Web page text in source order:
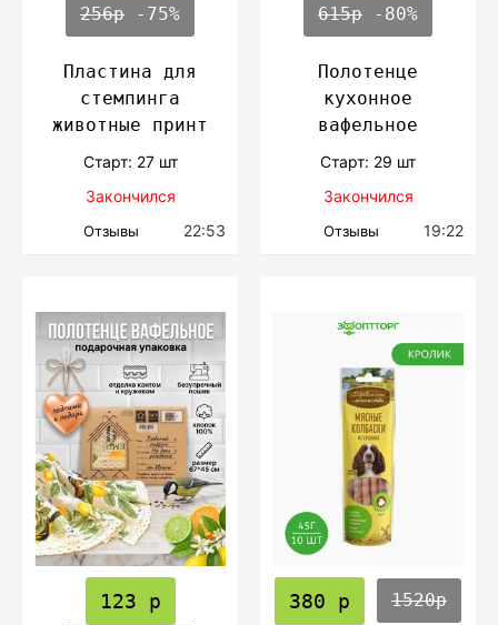
256р -75%
Пластина для
стемпинга
животные принт
Cтарт: 27 шт
Закончился
Отзывы 22:53
615р -80%
Полотенце
кухонное
вафельное
Cтарт: 29 шт
Закончился
Отзывы 19:22
123 р 380 р 1520р